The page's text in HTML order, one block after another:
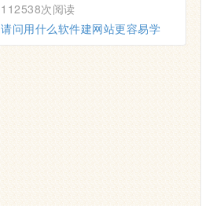
112538次阅读
请问用什么软件建网站更容易学